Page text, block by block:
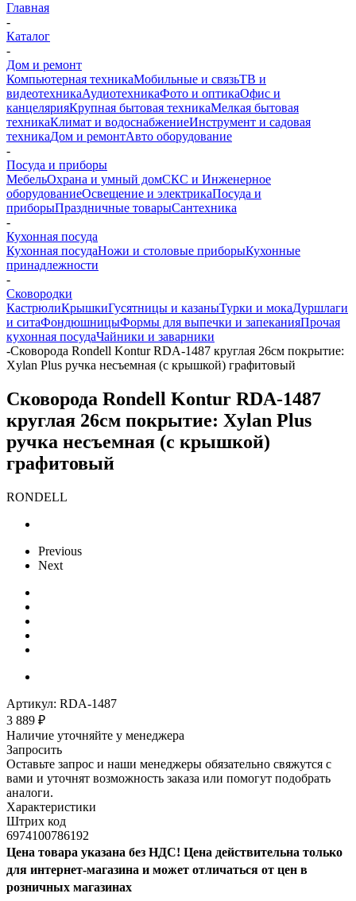
Главная
-
Каталог
-
Дом и ремонт
Компьютерная техникаМобильные и связьТВ и
видеотехникаАудиотехникаФото и оптикаОфис и
канцелярияКрупная бытовая техникаМелкая бытовая
техникаКлимат и водоснабжениеИнструмент и садовая
техникаДом и ремонтАвто оборудование
-
Посуда и приборы
МебельОхрана и умный домСКС и Инженерное
оборудованиеОсвещение и электрикаПосуда и
приборыПраздничные товарыСантехника
-
Кухонная посуда
Кухонная посудаНожи и столовые приборыКухонные
принадлежности
-
Сковородки
КастрюлиКрышкиГусятницы и казаныТурки и мокаДуршлаги
и ситаФондюшницыФормы для выпечки и запеканияПрочая
кухонная посудаЧайники и заварники
-Сковорода Rondell Kontur RDA-1487 круглая 26см покрытие:
Xylan Plus ручка несъемная (с крышкой) графитовый
Сковорода Rondell Kontur RDA-1487
круглая 26см покрытие: Xylan Plus
ручка несъемная (с крышкой)
графитовый
RONDELL
Previous
Next
Артикул: RDA-1487
3 889 ₽
Наличие уточняйте у менеджера
Запросить
Оставьте запрос и наши менеджеры обязательно свяжутся с
вами и уточнят возможность заказа или помогут подобрать
аналоги.
Характеристики
Штрих код
6974100786192
Цена товара указана без НДС! Цена действительна только
для интернет-магазина и может отличаться от цен в
розничных магазинах